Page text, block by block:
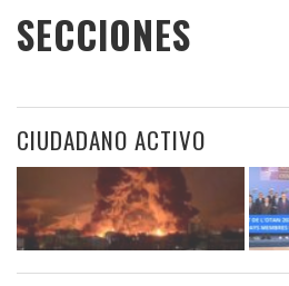
SECCIONES
CIUDADANO ACTIVO